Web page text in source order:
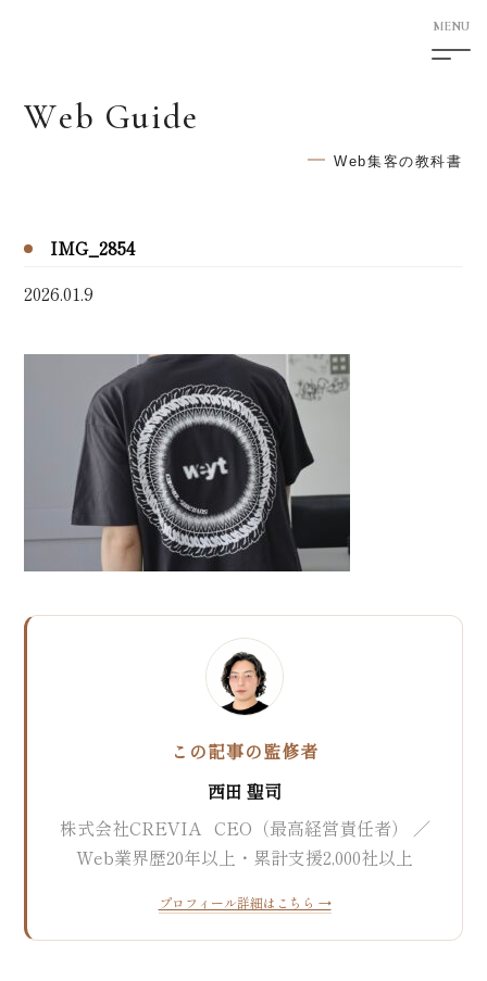
5F Shimotori Building
HOME
サービス案内
次世代型ホームページ制作
SEO対策
AI検索対応サービス
MEO対策
口コミ対策システム
Web Guide
Web集客の教科書
IMG_2854
2026.01.9
この記事の監修者
西田 聖司
株式会社CREVIA CEO（最高経営責任者） ／
Web業界歴20年以上・累計支援2,000社以上
プロフィール詳細はこちら →